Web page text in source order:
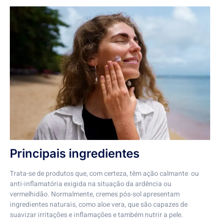
Principais ingredientes
Trata-se de produtos que, com certeza, têm ação calmante ou
anti-inflamatória exigida na situação da ardência ou
vermelhidão. Normalmente, cremes pós-sol apresentam
ingredientes naturais, como aloe vera, que são capazes de
suavizar irritações e inflamações e também nutrir a pele.